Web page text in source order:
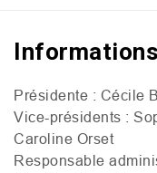
Présidente : Cécile
Vice-présidents :
Caroline Orset
Responsable